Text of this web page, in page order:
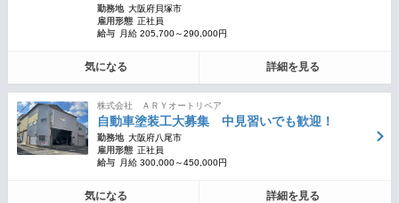
勤務地 大阪府貝塚市
雇用形態 正社員
給与
月給 205,700～290,000円
気になる 詳細を見る
株式会社 ＡＲＹオートリペア
自動車塗装工大募集 中見習いでも歓迎！
勤務地 大阪府八尾市
雇用形態 正社員
給与
月給 300,000～450,000円
気になる 詳細を見る